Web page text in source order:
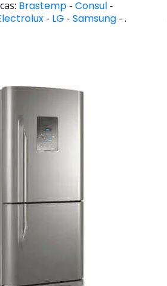
Brastemp- Consul-
- LG - Samsung - .